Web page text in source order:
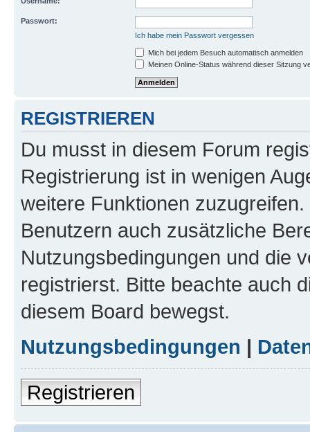
Passwort:
Ich habe mein Passwort vergessen
Mich bei jedem Besuch automatisch anmelden
Meinen Online-Status während dieser Sitzung
REGISTRIEREN
Du musst in diesem Forum
Registrierung ist in wenigen
weitere Funktionen
Benutzern auch zusätzliche
Nutzungsbedingungen und die
registrierst. Bitte beachte auch
diesem Board bewegst.
Nutzungsbedingungen |
Registrieren